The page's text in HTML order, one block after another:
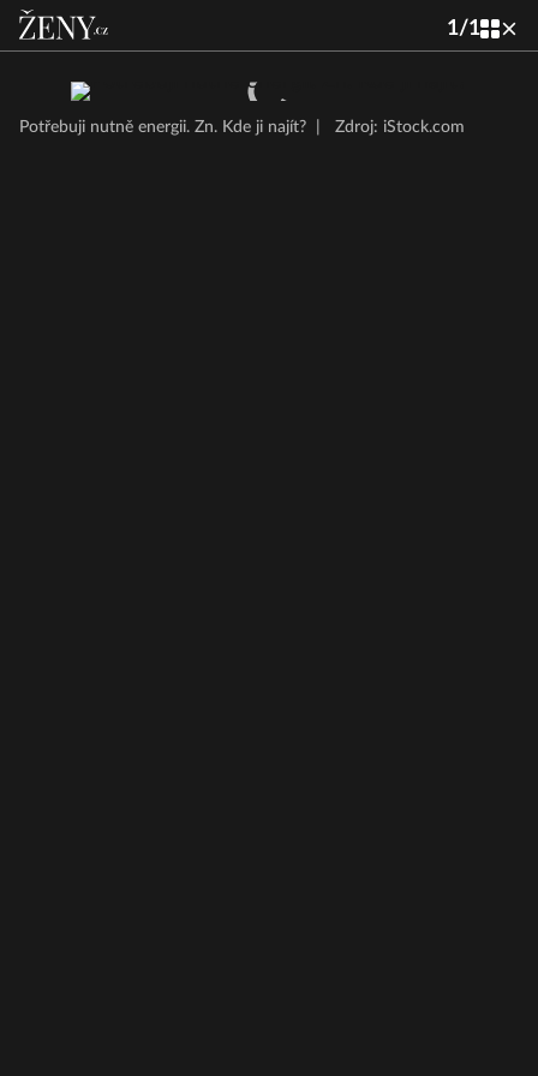
1/1
Potřebuji nutně energii. Zn. Kde ji najít? Zdroj: iStock.com